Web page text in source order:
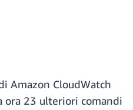
Amazon CloudWatch
ora 23 ulteriori comandi